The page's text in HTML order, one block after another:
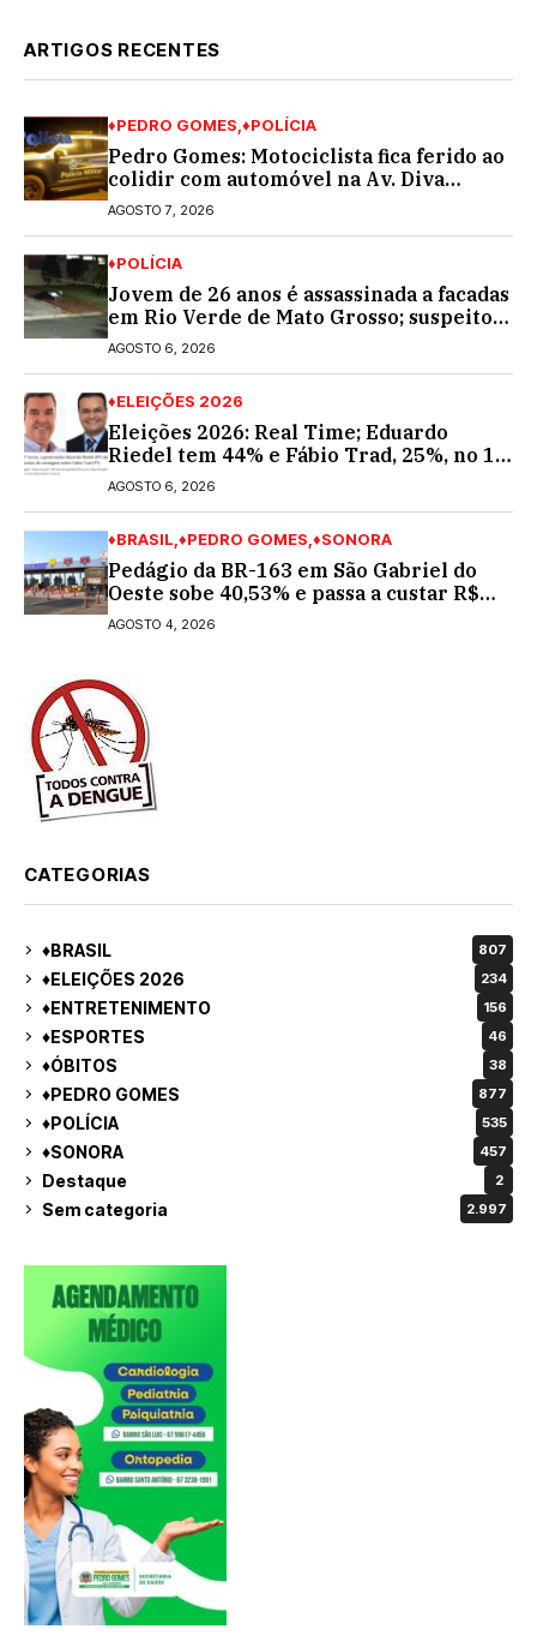
ARTIGOS RECENTES
♦PEDRO GOMES ♦POLÍCIA
Pedro Gomes: Motociclista fica ferido ao
colidir com automóvel na Av. Diva
Araújo; ele não tinha CNH
AGOSTO 7, 2026
♦POLÍCIA
Jovem de 26 anos é assassinada a facadas
em Rio Verde de Mato Grosso; suspeito é
procurado
AGOSTO 6, 2026
♦ELEIÇÕES 2026
Eleições 2026: Real Time; Eduardo
Riedel tem 44% e Fábio Trad, 25%, no 1º
turno para o governo do MS
AGOSTO 6, 2026
♦BRASIL ♦PEDRO GOMES ♦SONORA
Pedágio da BR-163 em São Gabriel do
Oeste sobe 40,53% e passa a custar R$
10,70 a partir desta quarta-feira
AGOSTO 4, 2026
CATEGORIAS
♦BRASIL 807
♦ELEIÇÕES 2026 234
♦ENTRETENIMENTO 156
♦ESPORTES 46
♦ÓBITOS 38
♦PEDRO GOMES 877
♦POLÍCIA 535
♦SONORA 457
Destaque 2
Sem categoria 2.997